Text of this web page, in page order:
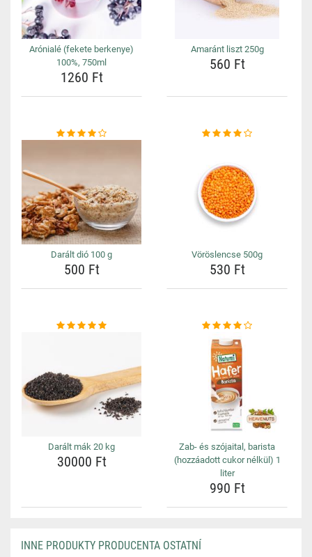
Arónialé (fekete berkenye)
100%, 750ml
1260 Ft
Amaránt liszt 250g
560 Ft
Darált dió 100 g
500 Ft
Vöröslencse 500g
530 Ft
Darált mák 20 kg
30000 Ft
Zab- és szójaital, barista
(hozzáadott cukor nélkül) 1
liter
990 Ft
INNE PRODUKTY PRODUCENTA OSTATNÍ